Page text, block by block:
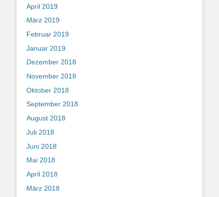
April 2019
März 2019
Februar 2019
Januar 2019
Dezember 2018
November 2018
Oktober 2018
September 2018
August 2018
Juli 2018
Juni 2018
Mai 2018
April 2018
März 2018